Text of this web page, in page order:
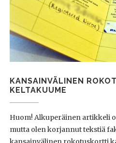
KANSAINVÄLINEN
KELTAKUUME
Huom! Alkuperäinen artikkeli
mutta olen korjannut tekstiä